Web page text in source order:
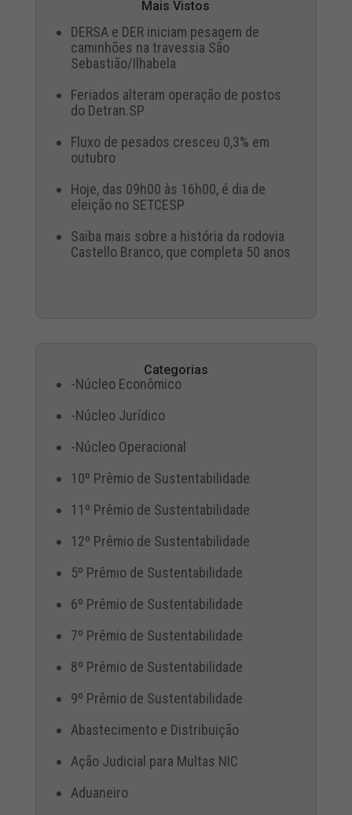
Mais Vistos
DERSA e DER iniciam pesagem de
caminhões na travessia São
Sebastião/Ilhabela
Feriados alteram operação de postos
do Detran.SP
Fluxo de pesados cresceu 0,3% em
outubro
Hoje, das 09h00 às 16h00, é dia de
eleição no SETCESP
Saiba mais sobre a história da rodovia
Castello Branco, que completa 50 anos
Categorias
-Núcleo Econômico
-Núcleo Jurídico
-Núcleo Operacional
10º Prêmio de Sustentabilidade
11º Prêmio de Sustentabilidade
12º Prêmio de Sustentabilidade
5º Prêmio de Sustentabilidade
6º Prêmio de Sustentabilidade
7º Prêmio de Sustentabilidade
8º Prêmio de Sustentabilidade
9º Prêmio de Sustentabilidade
Abastecimento e Distribuição
Ação Judicial para Multas NIC
Aduaneiro